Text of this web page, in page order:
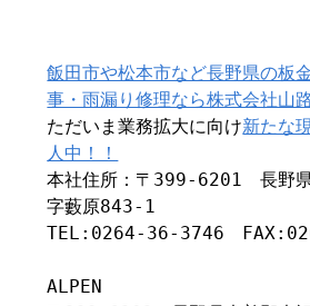
飯田市や松本市など長野県の板
事・雨漏り修理なら株式会社山
ただいま業務拡大に向け新たな
人中！！
本社住所：〒399-6201 長野
字藪原843-1
TEL:0264-36-3746
ALPEN